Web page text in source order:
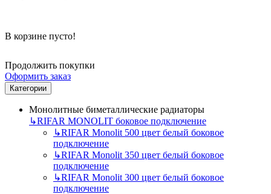
В корзине пусто!
Продолжить покупки
Оформить заказ
Категории
Монолитные биметаллические радиаторы
↳RIFAR MONOLIT боковое подключение
↳RIFAR Monolit 500 цвет белый боковое
подключение
↳RIFAR Monolit 350 цвет белый боковое
подключение
↳RIFAR Monolit 300 цвет белый боковое
подключение